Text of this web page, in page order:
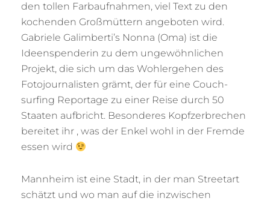
den tollen Farbaufnahmen, viel Text zu den
kochenden Großmüttern angeboten wird.
Gabriele Galimberti’s Nonna (Oma) ist die
Ideenspenderin zu dem ungewöhnlichen
Projekt, die sich um das Wohlergehen des
Fotojournalisten grämt, der für eine Couch-
surfing Reportage zu einer Reise durch 50
Staaten aufbricht. Besonderes Kopfzerbrechen
bereitet ihr , was der Enkel wohl in der Fremde
essen wird
Mannheim ist eine Stadt, in der man Streetart
schätzt und wo man auf die inzwischen